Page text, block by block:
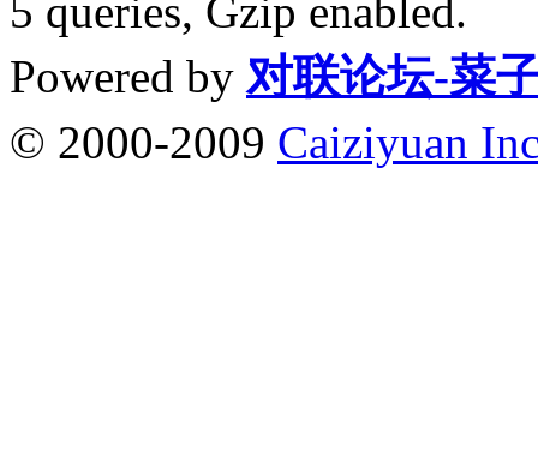
5 queries, Gzip enabled.
Powered by 对联论坛-菜
© 2000-2009 Caiziyuan